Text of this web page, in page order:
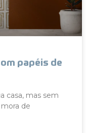
papéis de
casa, mas sem
de